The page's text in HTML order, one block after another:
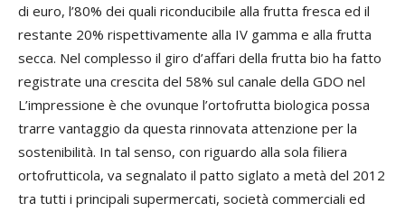
di euro, l’80% dei quali riconducibile alla frutta fresca ed il
restante 20% rispettivamente alla IV gamma e alla frutta
secca. Nel complesso il giro d’affari della frutta bio ha fatto
registrate una crescita del 58% sul canale della GDO nel
L’impressione è che ovunque l’ortofrutta biologica possa
trarre vantaggio da questa rinnovata attenzione per la
sostenibilità. In tal senso, con riguardo alla sola filiera
ortofrutticola, va segnalato il patto siglato a metà del 2012
tra tutti i principali supermercati, società commerciali ed